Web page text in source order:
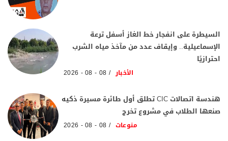
السيطرة على انفجار خط الغاز أسفل ترعة
الإسماعيلية.. وإيقاف عدد من مآخذ مياه الشرب
احترازيًا
الأخبار 08 - 08 - 2026
هندسة اتصالات CIC تطلق أول طائرة مسيرة ذكيه
صنعها الطلاب في مشروع تخرج
منوعات 08 - 08 - 2026